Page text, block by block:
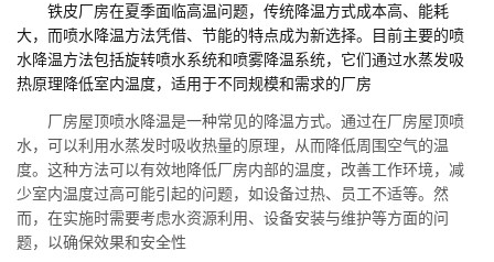
铁皮厂房在夏季面临高温问题，传统降温方式成本高、能耗
大，而喷水降温方法凭借、节能的特点成为新选择。目前主要的喷
水降温方法包括旋转喷水系统和喷雾降温系统，它们通过水蒸发吸
热原理降低室内温度，适用于不同规模和需求的厂房
厂房屋顶喷水降温是一种常见的降温方式。通过在厂房屋顶喷
水，可以利用水蒸发时吸收热量的原理，从而降低周围空气的温
度。这种方法可以有效地降低厂房内部的温度，改善工作环境，减
少室内温度过高可能引起的问题，如设备过热、员工不适等。然
而，在实施时需要考虑水资源利用、设备安装与维护等方面的问
题，以确保效果和安全性